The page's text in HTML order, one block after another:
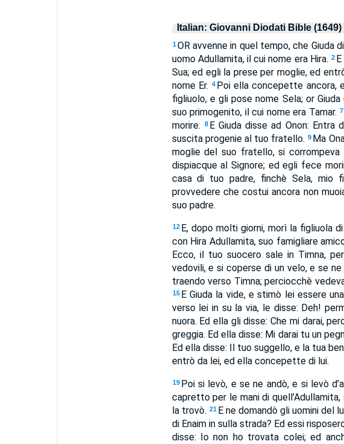
Italian: Giovanni Diodati Bible (1649)
1 OR avvenne in quel tempo, che Giuda
uomo Adullamita, il cui nome era Hira. 2
Sua; ed egli la prese per moglie, ed
nome Er. 4 Poi ella concepette ancora,
figliuolo, e gli pose nome Sela; or
suo primogenito, il cui nome era Tamar. 7
morire.
8 E Giuda disse ad Onon:
suscita progenie al tuo fratello. 9 Ma
moglie del suo fratello, si
dispiacque al Signore; ed egli fece
casa di tuo padre, finchè Sela, mio
provvedere che costui ancora non
suo padre.
12 E, dopo molti giorni, morì la figliuola
con Hira Adullamita, suo famigliare
Ecco, il tuo suocero sale in Timna,
vedovili, e si coperse di un velo, e se
traendo verso Timna; perciocchè
15 E Giuda la vide, e stimò lei essere
verso lei in su la via, le disse: Deh!
nuora. Ed ella gli disse: Che mi darai,
greggia. Ed ella disse: Mi darai tu un
Ed ella disse: Il tuo suggello, e la tua
entrò da lei, ed ella concepette di lui.
19 Poi si levò, e se ne andò, e si levò
capretto per le mani di
la trovò. 21 E ne domandò gli uomini del
di Enaim in sulla strada? Ed essi
disse: Io non ho trovata colei; ed